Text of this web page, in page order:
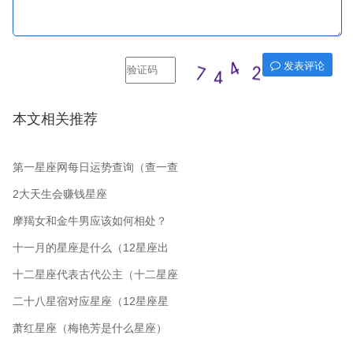
发表评论
本文相关推荐
第一星座网每日运势查询（查一查
我今年的运气）
2大天生会赚钱星座
摩羯女和金牛男应该如何相处？
十一月的星座是什么（12星座出
生日期表）
十二星座代表古代公主（十二星座
公主床）
二十八星宿对应星座（12星座星
空图）
萧红星座（梅艳芳是什么星座）